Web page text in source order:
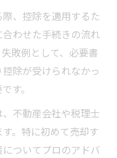
、控除を適用するた
わせた手続きの流れ
敗例として、必要書
除が受けられなかっ
す。
不動産会社や税理士
。特に初めて売却す
ついてプロのアドバ